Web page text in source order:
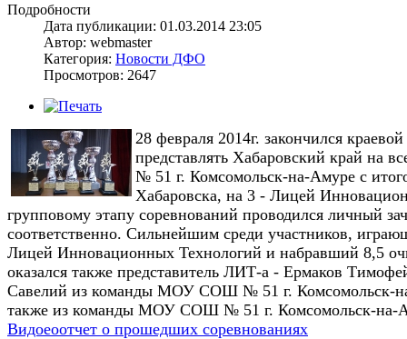
Подробности
Дата публикации: 01.03.2014 23:05
Автор: webmaster
Категория: Новости ДФО
Просмотров: 2647
28 февраля 2014г. закончился
представлять Хабаровский край на
№ 51 г. Комсомольск-на-Амуре с
Хабаровска, на 3 - Лицей
групповому этапу соревнований проводился личный
соответственно. Сильнейшим среди участников,
Лицей Инновационных Технологий и набравший 8,5
оказался также представитель ЛИТ-а - Ермаков
Савелий из команды МОУ СОШ № 51 г. Комсомольск-
также из команды МОУ СОШ № 51 г. Комсомольск-на-
Видоеоотчет о прошедших соревнованиях